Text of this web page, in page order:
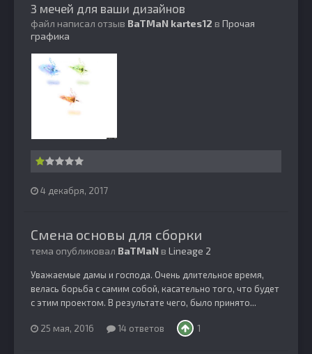
3 мечей для ваши дизайнов
файл написал отзыв BaTMaN kartes12 в Прочая
графика
4 декабря, 2017
Смена основы для сборки
тема опубликовал BaTMaN в Lineage 2
Уважаемые дамы и господа. Очень длительное время,
велась борьба с самим собой, касательно того, что будет
с этим проектом. В результате чего, было принято...
25 мая, 2016 14 ответов 1